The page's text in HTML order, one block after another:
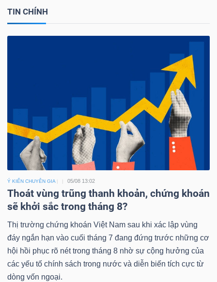
TIN CHÍNH
Ý KIẾN CHUYÊN GIA 05/08 13:02
Thoát vùng trũng thanh khoản, chứng khoán
sẽ khởi sắc trong tháng 8?
Thị trường chứng khoán Việt Nam sau khi xác lập vùng
đáy ngắn hạn vào cuối tháng 7 đang đứng trước những cơ
hội hồi phục rõ nét trong tháng 8 nhờ sự cộng hưởng của
các yếu tố chính sách trong nước và diễn biến tích cực từ
dòng vốn ngoại.